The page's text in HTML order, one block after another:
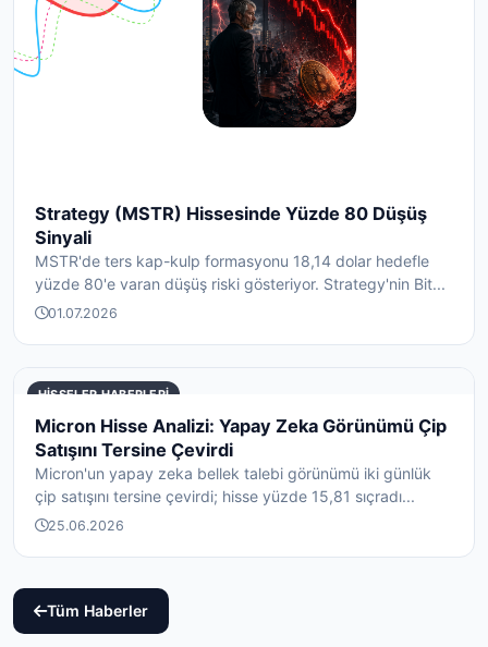
Strategy (MSTR) Hissesinde Yüzde 80 Düşüş
Sinyali
MSTR'de ters kap-kulp formasyonu 18,14 dolar hedefle
yüzde 80'e varan düşüş riski gösteriyor. Strategy'nin Bit...
01.07.2026
HISSELER HABERLERI
Micron Hisse Analizi: Yapay Zeka Görünümü Çip
Satışını Tersine Çevirdi
Micron'un yapay zeka bellek talebi görünümü iki günlük
çip satışını tersine çevirdi; hisse yüzde 15,81 sıçradı...
25.06.2026
Tüm Haberler